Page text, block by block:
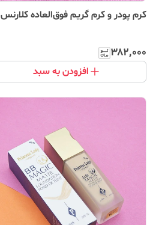
کرم پودر و کرم گریم فوق‌العاده کلارنس
۳۸۲٬۰۰۰
افزودن به سبد